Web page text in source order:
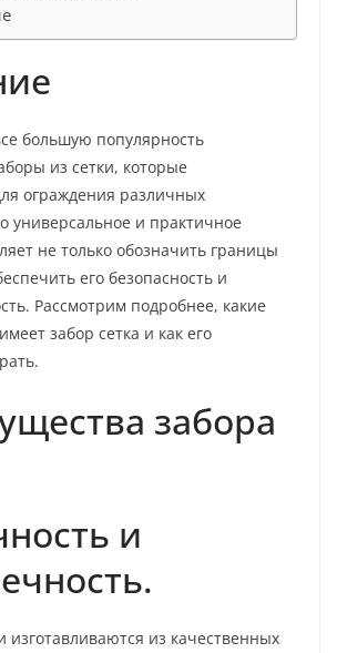
большую популярность
из сетки, которые
ограждения различных
универсальное и практичное
не только обозначить границы
его безопасность и
Рассмотрим подробнее, какие
забор сетка и как его
забора
и
изготавливаются из качественных